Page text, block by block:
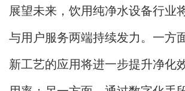
展望未来，饮用纯净水设备行业
与用户服务两端持续发力。一方
新工艺的应用将进一步提升净化